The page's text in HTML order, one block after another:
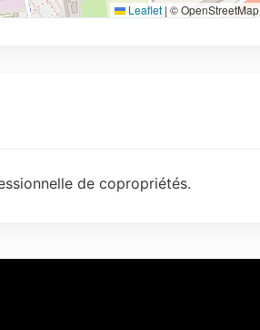
Leaflet | © OpenStreetMap
de copropriétés.